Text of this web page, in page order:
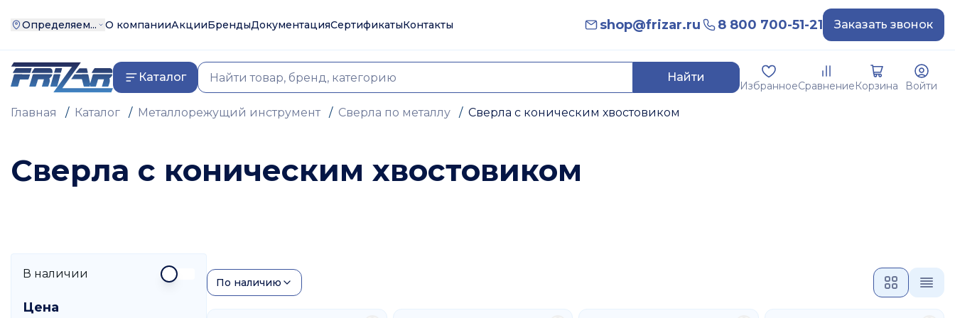
Определяем... О компанииАкцииБрендыДокументацияСертификатыКонтакты shop@frizar.ru 8 800 700-51-21 Заказать звонок
Каталог Найти
ИзбранноеСравнение Корзина Войти
Главная / Каталог / Металлорежущий инструмент / Сверла по металлу / Сверла с коническим хвостовиком
Сверла с коническим хвостовиком
Купить сверла по металлу с коническим хвостовиком можно для сверления отверстий. Их особенности:
Стандарты. Morse taper (Морзе) – самый распространенный стандарт, обозначенный номером от 0 до 8. Jarno taper – меньше распространен, используется
в основном на специальных станках. Brown & Sharpe (B&S taper) – встречается реже, используется на некотором устаревшем оборудовании.
Размеры. Диаметр, длина – влияет на глубину и сечение. Хвостовик должен соответствовать патрону.
В наличии
Цена
По наличию